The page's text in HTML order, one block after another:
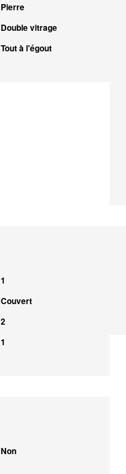
Pierre
Double vitrage
Tout à l'égout
1
Couvert
2
1
Non